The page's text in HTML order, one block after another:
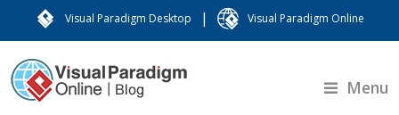
Visual Paradigm Desktop | Visual Paradigm Online
Menu